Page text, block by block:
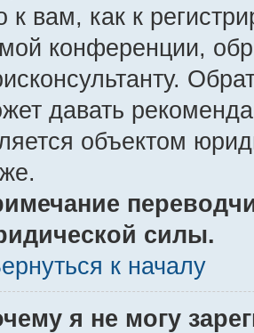
к вам, как к
конференции,
давать
объектом
силы.
к началу
я не могу